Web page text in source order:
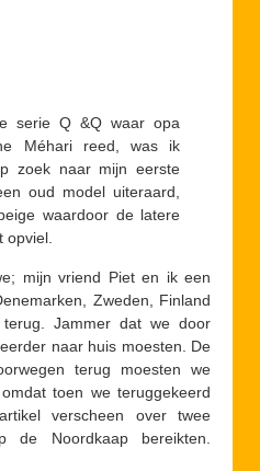
serie Q &Q waar opa
Méhari reed, was ik
zoek naar mijn eerste
oud model uiteraard,
waardoor de latere
opviel.
mijn vriend Piet en ik een
Zweden, Finland
Jammer dat we door
naar huis moesten. De
terug moesten we
toen we teruggekeerd
verscheen over twee
de Noordkaap bereikten.